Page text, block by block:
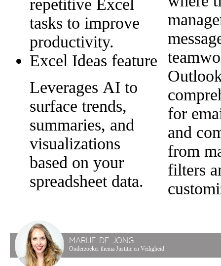
repetitive Excel
tasks to improve
productivity.
Excel Ideas feature
Leverages AI to
surface trends,
summaries, and
visualizations
based on your
spreadsheet data.
for
and
from
filters
MARIJE DE JONG
Onderzoeker thema Justitie en Veiligheid